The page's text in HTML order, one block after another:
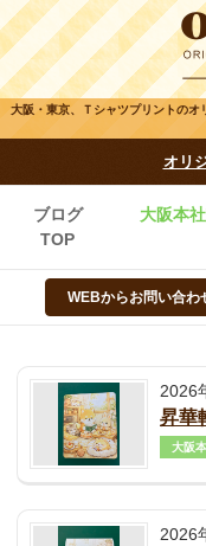
大阪・東京、Ｔシャツプリントのオ
オリ
ブログ
TOP
大阪本
WEBからお問い合わ
2026
昇華
大阪
2026